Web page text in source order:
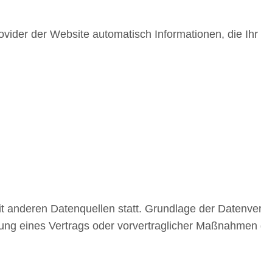
der Website automatisch Informationen, die
Datenquellen statt. Grundlage der
eines Vertrags oder vorvertraglicher Maßnahmen